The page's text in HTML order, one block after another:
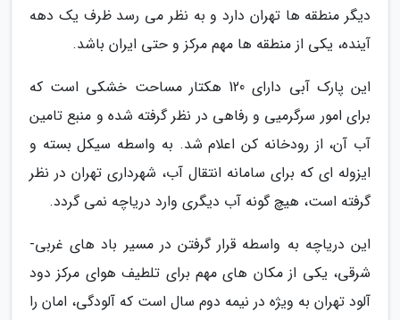
دیگر منطقه ها تهران دارد و به نظر می رسد ظرف یک دهه
آینده، یکی از منطقه ها مهم مرکز و حتی ایران باشد.
این پارک آبی دارای 120 هکتار مساحت خشکی است که
برای امور سرگرمیی و رفاهی در نظر گرفته شده و منبع تامین
آب آن، از رودخانه کن اعلام شد. به واسطه سیکل بسته و
ایزوله ای که برای سامانه انتقال آب، شهرداری تهران در نظر
گرفته است، هیچ گونه آب دیگری وارد دریاچه نمی گردد.
این دریاچه به واسطه قرار گرفتن در مسیر باد های غربی-
شرقی، یکی از مکان های مهم برای تلطیف هوای مرکز دود
آلود تهران به ویژه در نیمه دوم سال است که آلودگی، امان را